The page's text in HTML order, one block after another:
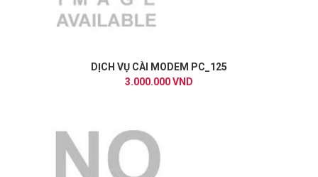
DỊCH VỤ CÀI MODEM PC_125
3.000.000 VND